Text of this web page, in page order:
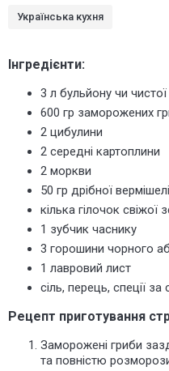
Українська кухня
Інгредієнти:
3 л бульйону чи
600 гр заморожених
2 цибулини
2 середні картоплини
2 моркви
50 гр дрібної
кілька гілочок свіжої
1 зубчик часнику
3 горошини чорного
1 лавровий лист
сіль, перець, спеції
Рецепт приготування
Заморожені гриби
та повністю